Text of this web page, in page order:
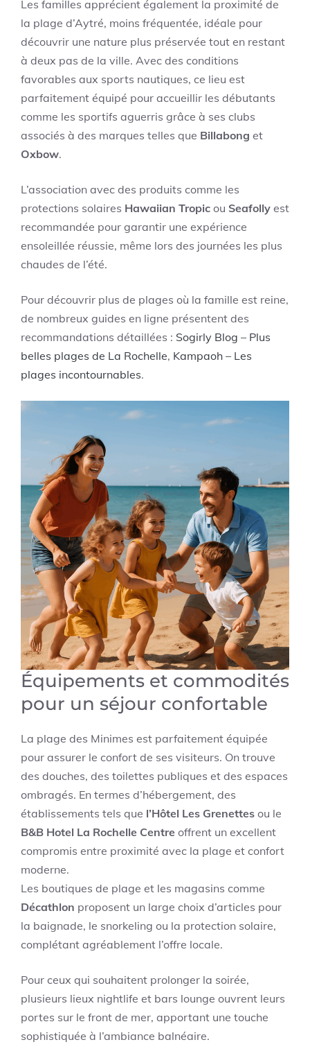
Les familles apprécient également la proximité de
la plage d’Aytré, moins fréquentée, idéale pour
découvrir une nature plus préservée tout en restant
à deux pas de la ville. Avec des conditions
favorables aux sports nautiques, ce lieu est
parfaitement équipé pour accueillir les débutants
comme les sportifs aguerris grâce à ses clubs
associés à des marques telles que Billabong et
Oxbow.
L’association avec des produits comme les
protections solaires Hawaiian Tropic ou Seafolly est
recommandée pour garantir une expérience
ensoleillée réussie, même lors des journées les plus
chaudes de l’été.
Pour découvrir plus de plages où la famille est reine,
de nombreux guides en ligne présentent des
recommandations détaillées : Sogirly Blog – Plus
belles plages de La Rochelle, Kampaoh – Les
plages incontournables.
Équipements et commodités
pour un séjour confortable
La plage des Minimes est parfaitement équipée
pour assurer le confort de ses visiteurs. On trouve
des douches, des toilettes publiques et des espaces
ombragés. En termes d’hébergement, des
établissements tels que l’Hôtel Les Grenettes ou le
B&B Hotel La Rochelle Centre offrent un excellent
compromis entre proximité avec la plage et confort
moderne.
Les boutiques de plage et les magasins comme
Décathlon proposent un large choix d’articles pour
la baignade, le snorkeling ou la protection solaire,
complétant agréablement l’offre locale.
Pour ceux qui souhaitent prolonger la soirée,
plusieurs lieux nightlife et bars lounge ouvrent leurs
portes sur le front de mer, apportant une touche
sophistiquée à l’ambiance balnéaire.